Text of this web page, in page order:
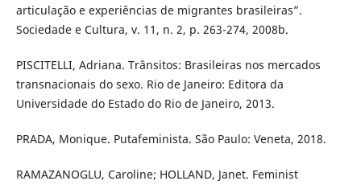
articulação e experiências de migrantes brasileiras”.
Sociedade e Cultura, v. 11, n. 2, p. 263-274, 2008b.
PISCITELLI, Adriana. Trânsitos: Brasileiras nos mercados
transnacionais do sexo. Rio de Janeiro: Editora da
Universidade do Estado do Rio de Janeiro, 2013.
PRADA, Monique. Putafeminista. São Paulo: Veneta, 2018.
RAMAZANOGLU, Caroline; HOLLAND, Janet. Feminist